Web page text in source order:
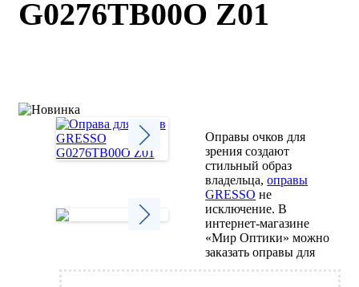
G0276TB00O Z01
Оправы очков для
зрения создают
стильный образ
владельца,оправы
GRESSO не
исключение. В
интернет-магазине
«Мир Оптики» можно
заказать оправы для